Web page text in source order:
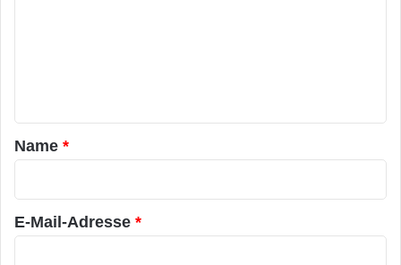
a
r
*
Name *
E-Mail-Adresse *